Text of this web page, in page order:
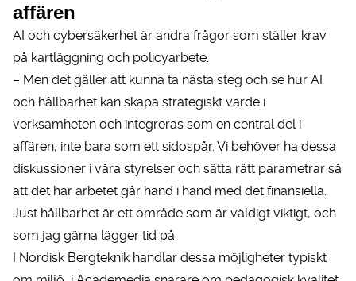
affären
AI och cybersäkerhet är andra frågor som ställer krav
på kartläggning och policyarbete.
– Men det gäller att kunna ta nästa steg och se hur AI
och hållbarhet kan skapa strategiskt värde i
verksamheten och integreras som en central del i
affären, inte bara som ett sidospår. Vi behöver ha dessa
diskussioner i våra styrelser och sätta rätt parametrar så
att det här arbetet går hand i hand med det finansiella.
Just hållbarhet är ett område som är väldigt viktigt, och
som jag gärna lägger tid på.
I Nordisk Bergteknik handlar dessa möjligheter typiskt